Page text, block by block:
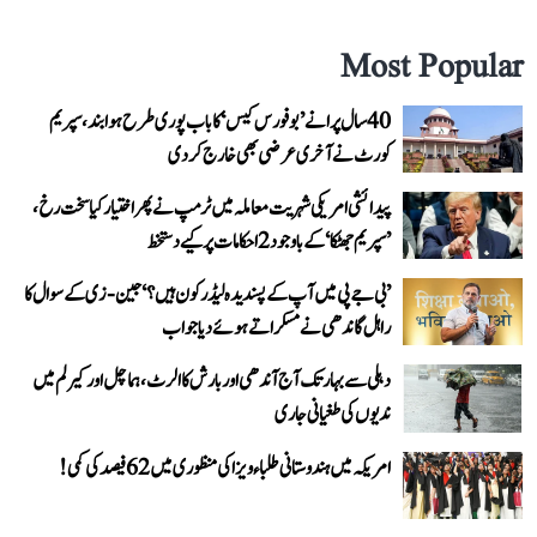
Most Popular
40 سال پرانے ’بوفورس کیس‘ کا باب پوری طرح ہوا بند، سپریم
کورٹ نے آخری عرضی بھی خارج کر دی
پیدائشی امریکی شہریت معاملہ میں ٹرمپ نے پھر اختیار کیا سخت رخ،
’سپریم جھٹکا‘ کے باوجود 2 احکامات پر کیے دستخط
’بی جے پی میں آپ کے پسندیدہ لیڈر کون ہیں؟‘ جین-زی کے سوال کا
راہل گاندھی نے مسکراتے ہوئے دیا جواب
دہلی سے بہار تک آج آندھی اور بارش کا الرٹ، ہماچل اور کیرلم میں
ندیوں کی طغیانی جاری
امریکہ میں ہندوستانی طلباء ویزا کی منظوری میں 62 فیصد کی کمی!